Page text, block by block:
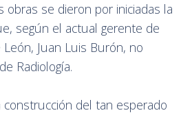
obras se dieron por iniciadas la
según el actual gerente de
Juan Luis Burón, no
Radiología.
del tan esperado